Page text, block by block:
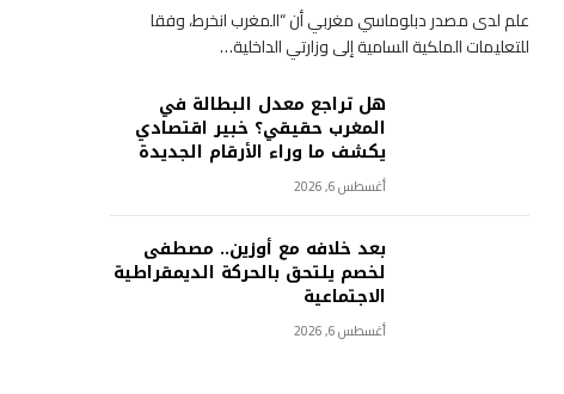
علم لدى مصدر دبلوماسي مغربي أن “المغرب انخرط، وفقا
للتعليمات الملكية السامية إلى وزارتي الداخلية…
هل تراجع معدل البطالة في
المغرب حقيقي؟ خبير اقتصادي
يكشف ما وراء الأرقام الجديدة
أغسطس 6, 2026
بعد خلافه مع أوزين.. مصطفى
لخصم يلتحق بالحركة الديمقراطية
الاجتماعية
أغسطس 6, 2026